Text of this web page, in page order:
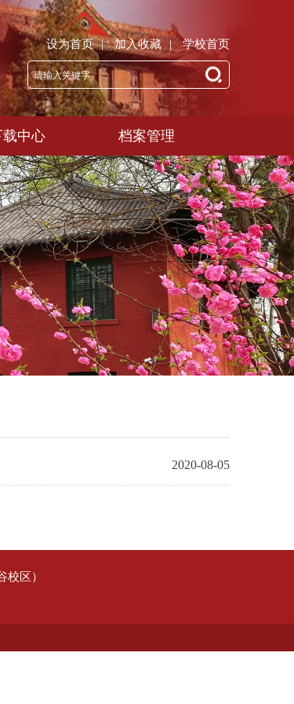
设为首页 | 加入收藏 | 学校首页
载中心 档案管理
2020-08-05
区）